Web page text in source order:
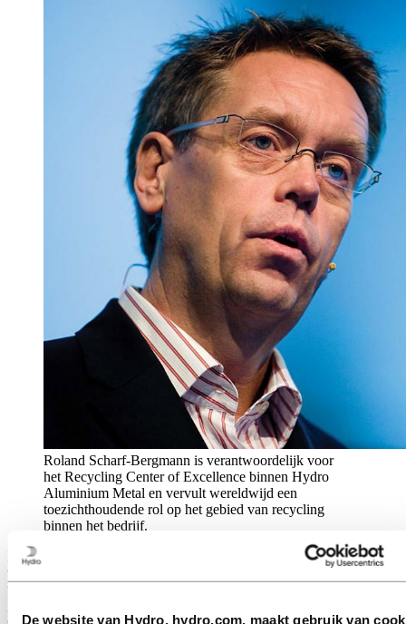
De website van Hydro, hydro.com, maakt gebruik van
Roland Scharf-Bergmann is verantwoordelijk voor
het Recycling Center of Excellence binnen Hydro
Aluminium Metal en vervult wereldwijd een
toezichthoudende rol op het gebied van recycling
binnen het bedrijf.
De Europese industrie heeft het de afgelopen jaren zwaar te
verduren gehad. De COVID-19-pandemie verstoorde wereldwijde
toeleveringsketens, wat leidde tot tekorten aan veel strategische